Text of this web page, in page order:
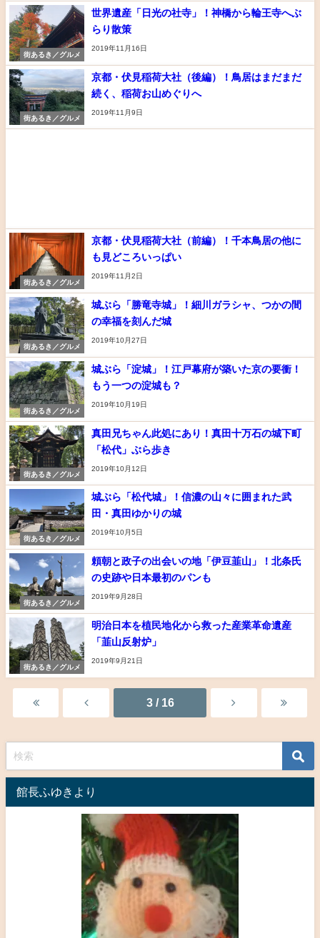
街あるき／グルメ
世界遺産「日光の社寺」！神橋から輪王寺へぶ
らり散策
2019年11月16日
街あるき／グルメ
京都・伏見稲荷大社（後編）！鳥居はまだまだ
続く、稲荷お山めぐりへ
2019年11月9日
街あるき／グルメ
京都・伏見稲荷大社（前編）！千本鳥居の他に
も見どころいっぱい
2019年11月2日
街あるき／グルメ
城ぶら「勝竜寺城」！細川ガラシャ、つかの間
の幸福を刻んだ城
2019年10月27日
街あるき／グルメ
城ぶら「淀城」！江戸幕府が築いた京の要衝！
もう一つの淀城も？
2019年10月19日
街あるき／グルメ
真田兄ちゃん此処にあり！真田十万石の城下町
「松代」ぶら歩き
2019年10月12日
街あるき／グルメ
城ぶら「松代城」！信濃の山々に囲まれた武
田・真田ゆかりの城
2019年10月5日
街あるき／グルメ
頼朝と政子の出会いの地「伊豆韮山」！北条氏
の史跡や日本最初のパンも
2019年9月28日
街あるき／グルメ
明治日本を植民地化から救った産業革命遺産
「韮山反射炉」
2019年9月21日
3 / 16
館長ふゆきより